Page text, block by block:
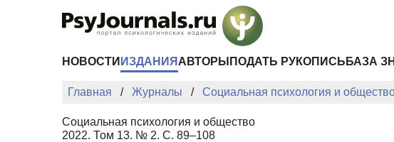
НОВОСТИ ИЗДАНИЯ АВТОРЫ ПОДАТЬ РУКОПИСЬ БАЗА
Главная Журналы Социальная психология и
Социальная психология и общество
2022. Том 13. № 2. С. 89–108